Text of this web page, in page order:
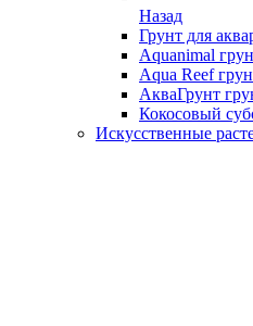
Назад
Грунт для
Aquanimal
Aqua Reef
АкваГрунт
Кокосовый
Искусственные